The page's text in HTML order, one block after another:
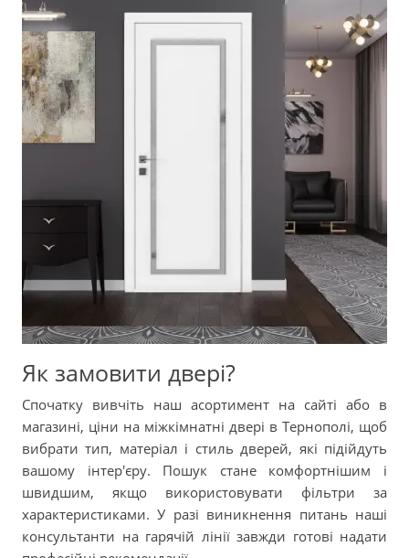
Як замовити двері?
Спочатку вивчіть наш асортимент на сайті або в
магазині, ціни на міжкімнатні двері в Тернополі, щоб
вибрати тип, матеріал і стиль дверей, які підійдуть
вашому інтер'єру. Пошук стане комфортнішим і
швидшим, якщо використовувати фільтри за
характеристиками. У разі виникнення питань наші
консультанти на гарячій лінії завжди готові надати